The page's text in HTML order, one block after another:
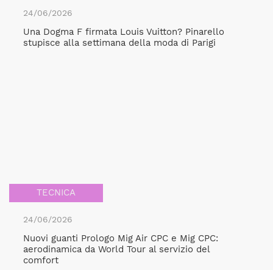
24/06/2026
Una Dogma F firmata Louis Vuitton? Pinarello
stupisce alla settimana della moda di Parigi
TECNICA
24/06/2026
Nuovi guanti Prologo Mig Air CPC e Mig CPC:
aerodinamica da World Tour al servizio del
comfort